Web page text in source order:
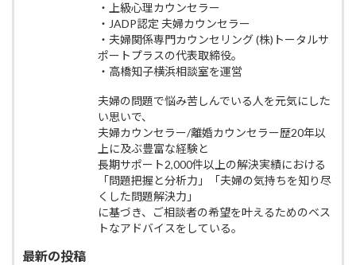
・上級心理カウンセラー
・JADP認定 夫婦カウンセラー
・夫婦関係専門カウンセリング (株)トータルサ
ポートプラスの代表取締役。
・高橋知子横浜相談室を運営
夫婦の問題で悩み苦しんでいる人を元気にした
い思いで、
夫婦カウンセラー/離婚カウンセラー歴20年以
上に及ぶ豊富な経験と
長期サポート2,000件以上の解決実績における
「問題把握と分析力」「夫婦の気持ちを知り尽
くした問題解決力」
に基づき、ご相談者の希望を叶えるためのベス
トなアドバイスをしている。
最新の投稿